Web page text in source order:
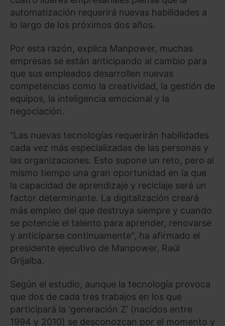
automatización requerirá nuevas habilidades a
lo largo de los próximos dos años.
Por esta razón, explica Manpower, muchas
empresas se están anticipando al cambio para
que sus empleados desarrollen nuevas
competencias como la creatividad, la gestión de
equipos, la inteligencia emocional y la
negociación.
"Las nuevas tecnologías requerirán habilidades
cada vez más especializadas de las personas y
las organizaciones. Esto supone un reto, pero al
mismo tiempo una gran oportunidad en la que
la capacidad de aprendizaje y reciclaje será un
factor determinante. La digitalización creará
más empleo del que destruya siempre y cuando
se potencie el talento para aprender, renovarse
y anticiparse continuamente", ha afirmado el
presidente ejecutivo de Manpower, Raúl
Grijalba.
Según el estudio, aunque la tecnología provoca
que dos de cada tres trabajos en los que
participará la 'generación Z' (nacidos entre
1994 y 2010) se desconozcan por el momento y